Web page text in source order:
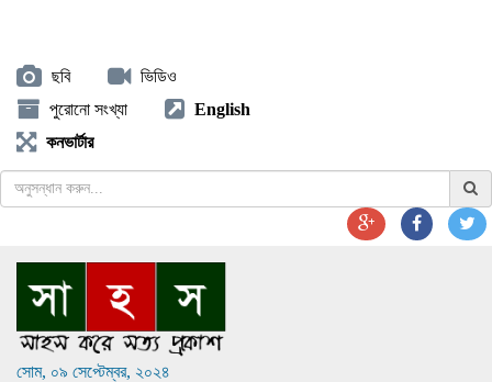
ছবি
ভিডিও
পুরোনো সংখ্যা
English
কনভার্টার
সোম, ০৯ সেপ্টেম্বর, ২০২৪